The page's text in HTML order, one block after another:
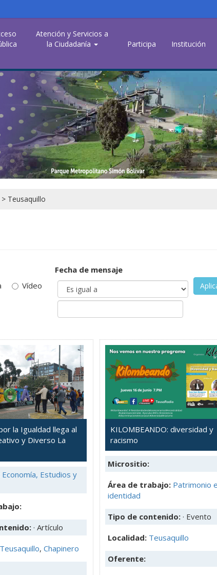
Atención y Servicios a
la Ciudadanía
Participa Institución
> Teusaquillo
Vídeo
Fecha de mensaje
la Igualdad llega al
y Diverso La
Economía, Estudios y
· Artículo
Teusaquillo, Chapinero
KILOMBEANDO: diversidad y
racismo
Micrositio:
Área de trabajo: Patrimonio
identidad
Tipo de contenido: · Evento
Localidad: Teusaquillo
Oferente: